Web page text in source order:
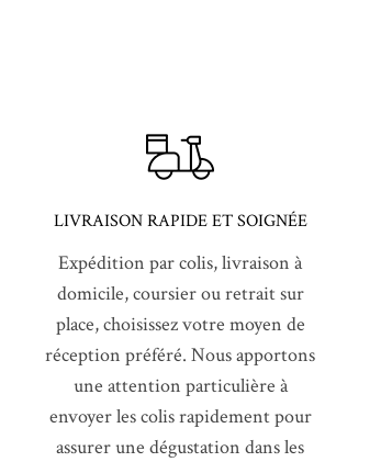
LIVRAISON RAPIDE ET SOIGNÉE
Expédition par colis, livraison à
domicile, coursier ou retrait sur
place, choisissez votre moyen de
réception préféré. Nous apportons
une attention particulière à
envoyer les colis rapidement pour
assurer une dégustation dans les